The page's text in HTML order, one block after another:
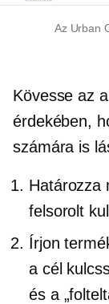
Az Urban
Kövesse az
érdekében,
számára is
Határozza
felsorolt
Írjon
a cél
és a